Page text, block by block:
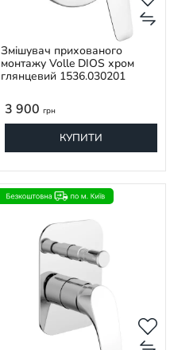
Змішувач прихованого
монтажу Volle DIOS хром
глянцевий 1536.030201
3 900 грн
КУПИТИ